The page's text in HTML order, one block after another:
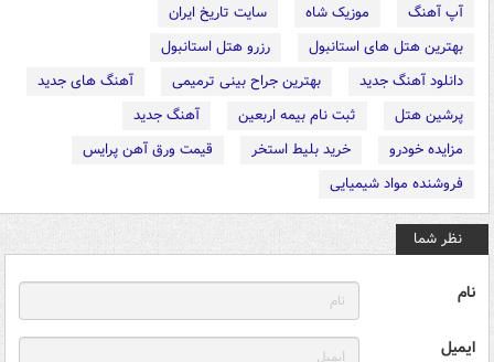
آپ آهنگ موزیک شاه
سایت تاریخ ایران
بهترین هتل های استانبول
رزرو هتل استانبول
دانلود آهنگ جدید
بهترین جراح بینی ترمیمی
آهنگ های جدید
پرشین هتل
ثبت نام بیمه اربعین
آهنگ جدید
مزایده خودرو
خرید بلیط استخر
قیمت ورق آهن پرایس
فروشنده مواد شیمیایی
نظر شما
نام
ایمیل